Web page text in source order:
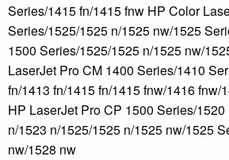
Series/1415 fn/1415 fnw HP Color
Series/1525/1525 n/1525 nw/1525
1500 Series/1525/1525 n/1525 nw/
LaserJet Pro CM 1400 Series/1410
fn/1413 fn/1415 fn/1415 fnw/1416 fnw/
HP LaserJet Pro CP 1500 Series/
n/1523 n/1525/1525 n/1525 nw/1525
nw/1528 nw